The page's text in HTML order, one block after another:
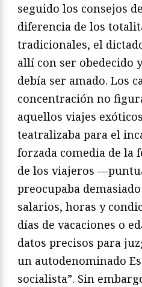
seguido los consejos
diferencia de los
tradicionales, el
allí con ser obedecido
debía ser amado. Los
concentración no
aquellos viajes
teatralizaba para el
forzada comedia de la
de los viajeros
preocupaba
salarios, horas y
días de vacaciones o
datos precisos para
un autodenominado
socialista”. Sin